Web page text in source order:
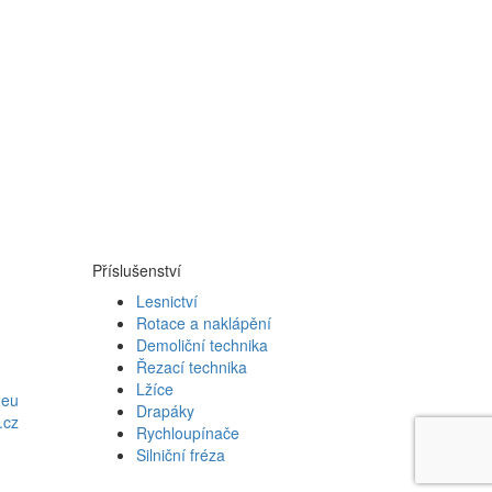
Příslušenství
Lesnictví
Rotace a naklápění
Demoliční technika
Řezací technika
Lžíce
Drapáky
Rychloupínače
Silniční fréza